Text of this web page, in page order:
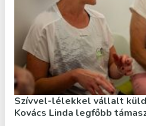
Szívvel-lélekkel vállalt
Kovács Linda legfőbb